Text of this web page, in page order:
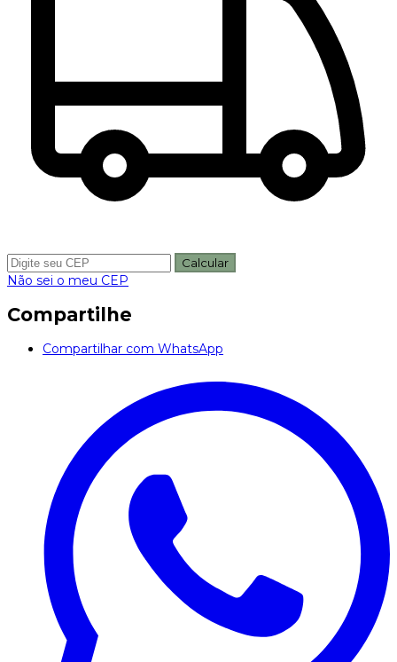
Calcular
Não sei o meu CEP
Compartilhe
Compartilhar com WhatsApp